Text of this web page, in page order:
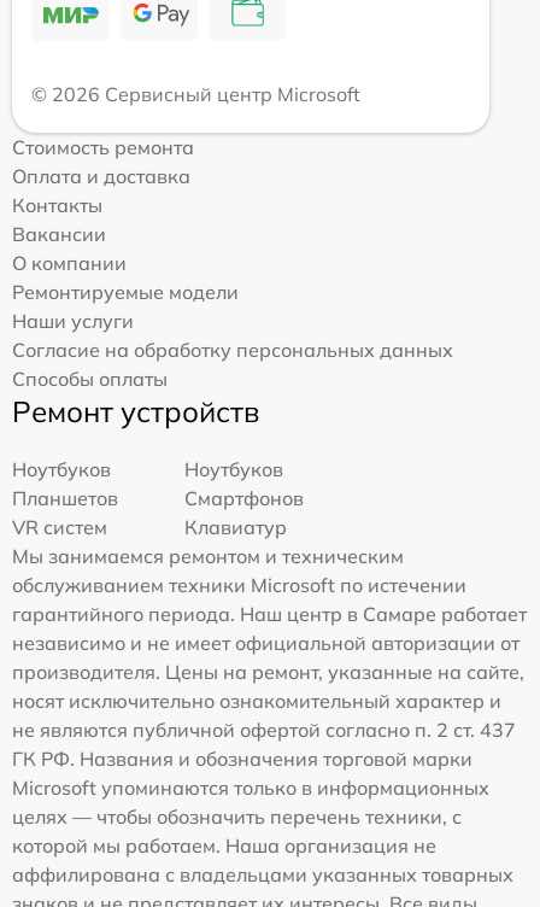
© 2026 Сервисный центр Microsoft
Стоимость ремонта
Оплата и доставка
Контакты
Вакансии
О компании
Ремонтируемые модели
Наши услуги
Согласие на обработку персональных данных
Способы оплаты
Ремонт устройств
Ноутбуков
Ноутбуков
Планшетов
Смартфонов
VR систем
Клавиатур
Мы занимаемся ремонтом и техническим
обслуживанием техники Microsoft по истечении
гарантийного периода. Наш центр в Самаре работает
независимо и не имеет официальной авторизации от
производителя. Цены на ремонт, указанные на сайте,
носят исключительно ознакомительный характер и
не являются публичной офертой согласно п. 2 ст. 437
ГК РФ. Названия и обозначения торговой марки
Microsoft упоминаются только в информационных
целях — чтобы обозначить перечень техники, с
которой мы работаем. Наша организация не
аффилирована с владельцами указанных товарных